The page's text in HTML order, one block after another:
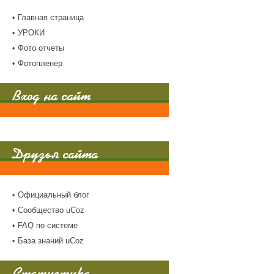
Главная страница
УРОКИ
Фото отчеты
Фотопленер
Вход на сайт
Друзья сайта
Официальный блог
Сообщество uCoz
FAQ по системе
База знаний uCoz